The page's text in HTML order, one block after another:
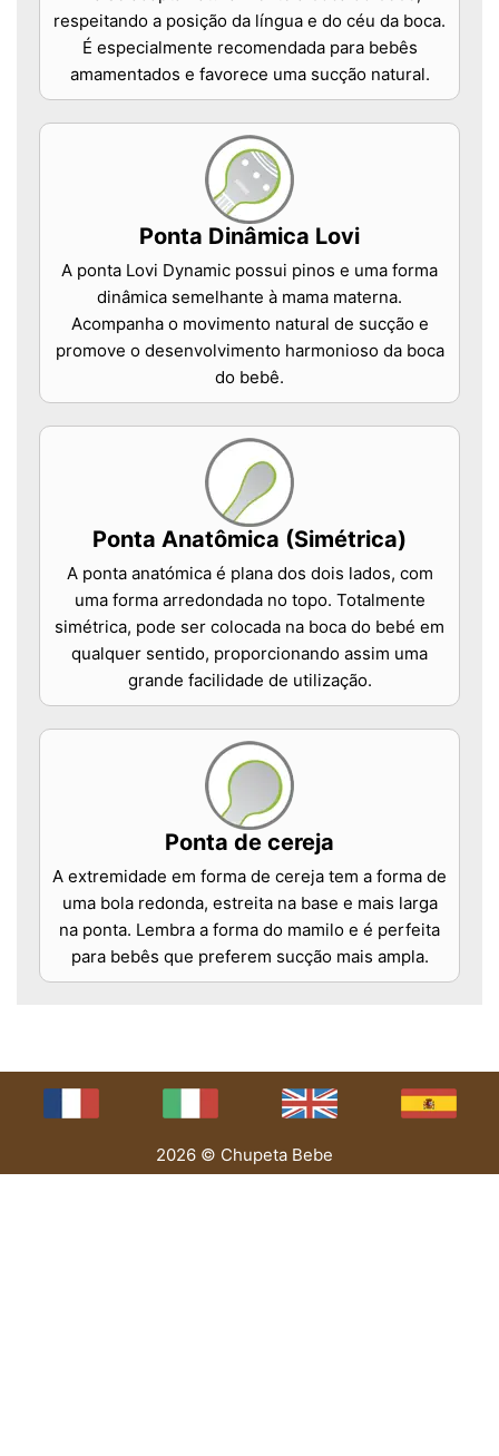
respeitando a posição da língua e do céu da boca.
É especialmente recomendada para bebês
amamentados e favorece uma sucção natural.
Ponta Dinâmica Lovi
A ponta Lovi Dynamic possui pinos e uma forma
dinâmica semelhante à mama materna.
Acompanha o movimento natural de sucção e
promove o desenvolvimento harmonioso da boca
do bebê.
Ponta Anatômica (Simétrica)
A ponta anatómica é plana dos dois lados, com
uma forma arredondada no topo. Totalmente
simétrica, pode ser colocada na boca do bebé em
qualquer sentido, proporcionando assim uma
grande facilidade de utilização.
Ponta de cereja
A extremidade em forma de cereja tem a forma de
uma bola redonda, estreita na base e mais larga
na ponta. Lembra a forma do mamilo e é perfeita
para bebês que preferem sucção mais ampla.
2026 © Chupeta Bebe